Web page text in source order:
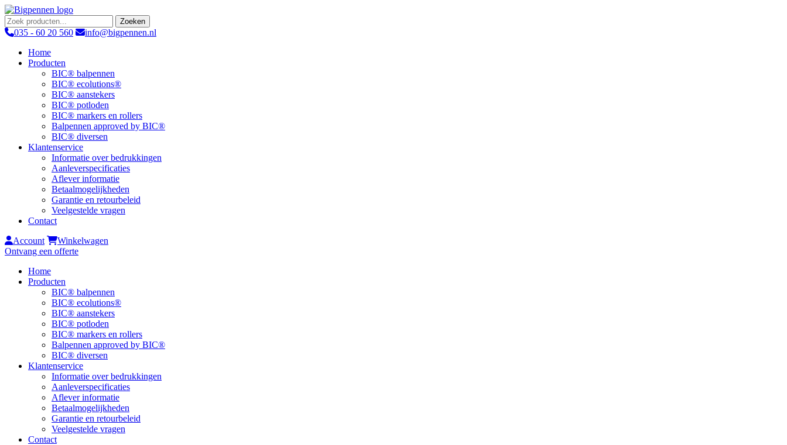
Zoeken
035 - 60 20 560
info@bigpennen.nl
Home
Producten
BIC® balpennen
BIC® ecolutions®
BIC® aanstekers
BIC® potloden
BIC® markers en rollers
Balpennen approved by BIC®
BIC® diversen
Klantenservice
Informatie over bedrukkingen
Aanleverspecificaties
Aflever informatie
Betaalmogelijkheden
Garantie en retourbeleid
Veelgestelde vragen
Contact
Account
Winkelwagen
Ontvang een offerte
Home
Producten
BIC® balpennen
BIC® ecolutions®
BIC® aanstekers
BIC® potloden
BIC® markers en rollers
Balpennen approved by BIC®
BIC® diversen
Klantenservice
Informatie over bedrukkingen
Aanleverspecificaties
Aflever informatie
Betaalmogelijkheden
Garantie en retourbeleid
Veelgestelde vragen
Contact